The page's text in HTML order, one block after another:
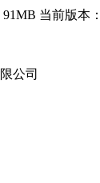
当前版本
公司